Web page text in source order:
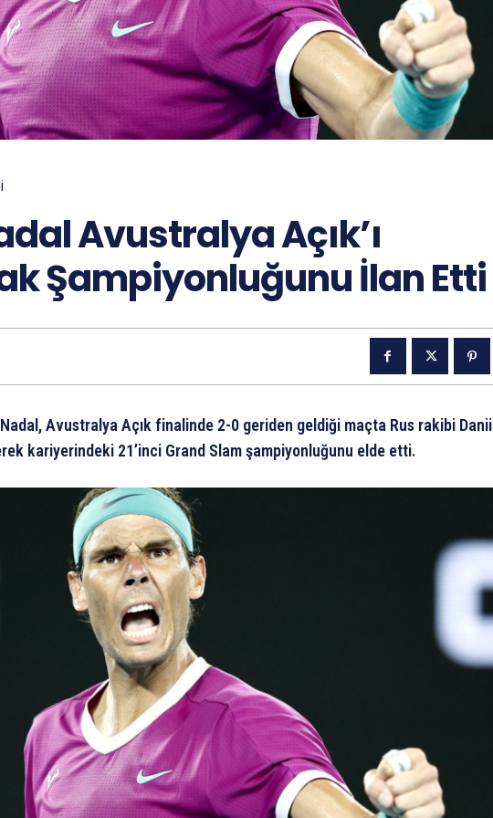
Avustralya Açık’ı
Şampiyonluğunu İlan Etti
Avustralya Açık finalinde 2-0 geriden geldiği maçta Rus rakibi Daniil
kariyerindeki 21’inci Grand Slam şampiyonluğunu elde etti.